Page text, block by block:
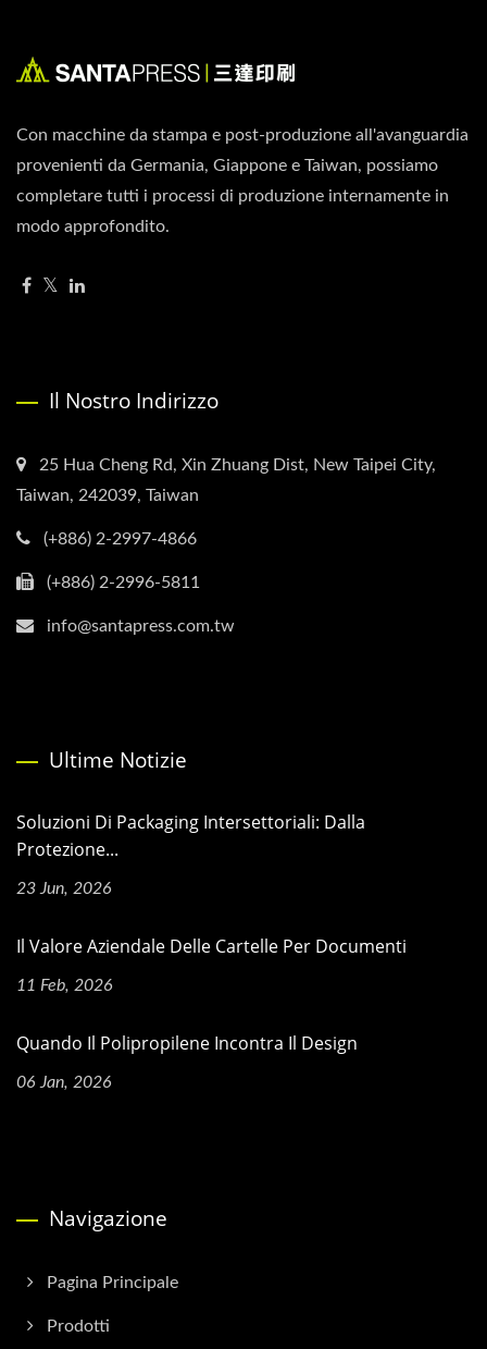
Con macchine da stampa e post-produzione all'avanguardia
provenienti da Germania, Giappone e Taiwan, possiamo
completare tutti i processi di produzione internamente in
modo approfondito.
Il Nostro Indirizzo
25 Hua Cheng Rd, Xin Zhuang Dist, New Taipei City,
Taiwan, 242039, Taiwan
(+886) 2-2997-4866
(+886) 2-2996-5811
info@santapress.com.tw
Ultime Notizie
Soluzioni Di Packaging Intersettoriali: Dalla
Protezione...
23 Jun, 2026
Il Valore Aziendale Delle Cartelle Per Documenti
11 Feb, 2026
Quando Il Polipropilene Incontra Il Design
06 Jan, 2026
Navigazione
Pagina Principale
Prodotti